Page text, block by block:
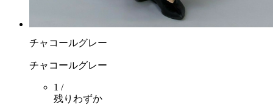
チャコールグレー
チャコールグレー
1 /
残りわずか